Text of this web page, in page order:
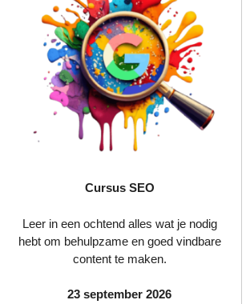
Cursus SEO
Leer in een ochtend alles wat je nodig
hebt om behulpzame en goed vindbare
content te maken.
23 september 2026